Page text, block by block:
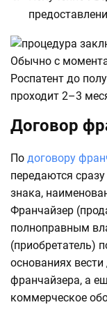
Обычно с
Роспатент до
проходит 2–3
Договор
По договору
передаются
знака,
Франчайзер
полноправным
(приобретатель)
основаниях
франчайзера, а
коммерческое